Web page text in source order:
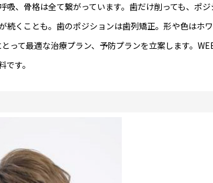
、骨格は全て繋がっています。歯だけ削っても、ポ
くことも。歯のポジションは歯列矯正。形や色はホ
って最適な治療プラン、予防プランを立案します。
す。